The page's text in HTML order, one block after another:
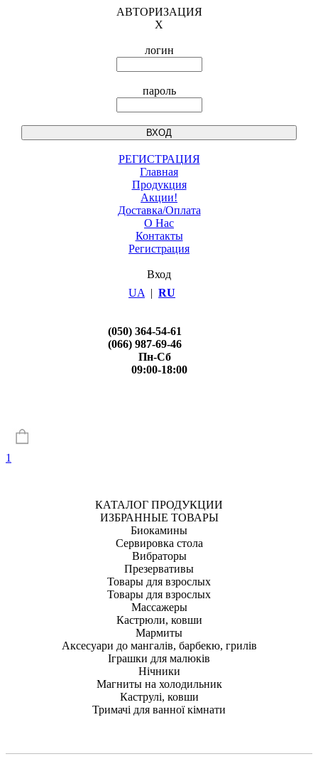
АВТОРИЗАЦИЯ
X
логин
пароль
РЕГИСТРАЦИЯ
Главная
Продукция
Акции!
Доставка/Оплата
О Нас
Контакты
Регистрация
Вход
UA | RU
(050) 364-54-61
(066) 987-69-46
Пн-Сб
09:00-18:00
1
КАТАЛОГ ПРОДУКЦИИ
ИЗБРАННЫЕ ТОВАРЫ
Биокамины
Сервировка стола
Вибраторы
Презервативы
Товары для взрослых
Товары для взрослых
Массажеры
Кастрюли, ковши
Мармиты
Аксесуари до мангалів, барбекю, грилів
Іграшки для малюків
Нічники
Магниты на холодильник
Каструлі, ковши
Тримачі для ванної кімнати